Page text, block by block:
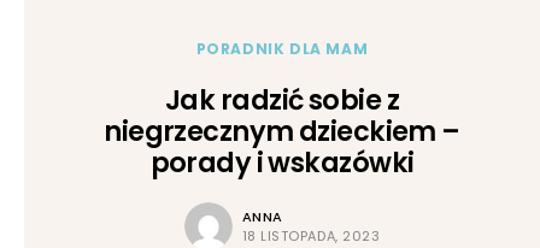
PORADNIK DLA MAM
Jak radzić sobie z
niegrzecznym dzieckiem –
porady i wskazówki
ANNA
18 LISTOPADA, 2023